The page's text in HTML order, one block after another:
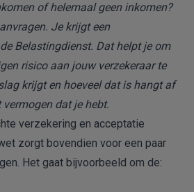
of helemaal geen inkomen?
Je krijgt een
Belastingdienst. Dat helpt je om
risico aan jouw verzekeraar te
krijgt en hoeveel dat is hangt af
dat je hebt.
verzekering en acceptatie
zorgt bovendien voor een paar
Het gaat bijvoorbeeld om de: